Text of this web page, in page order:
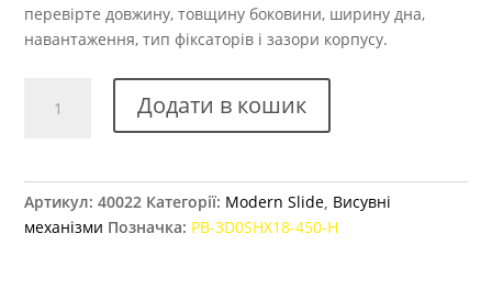
перевірте довжину, товщину боковини, ширину дна,
навантаження, тип фіксаторів і зазори корпусу.
450
Додати в кошик
Артикул:40022 Категорії: Modern Slide Висувні
механізми Позначка: PB-3D0SHX18-450-H